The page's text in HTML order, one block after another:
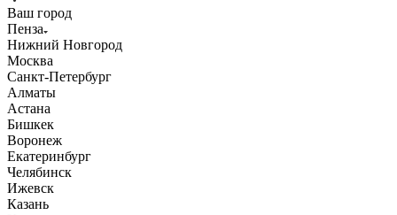
Ваш город
Пенза
Нижний Новгород
Москва
Санкт-Петербург
Алматы
Астана
Бишкек
Воронеж
Екатеринбург
Челябинск
Ижевск
Казань